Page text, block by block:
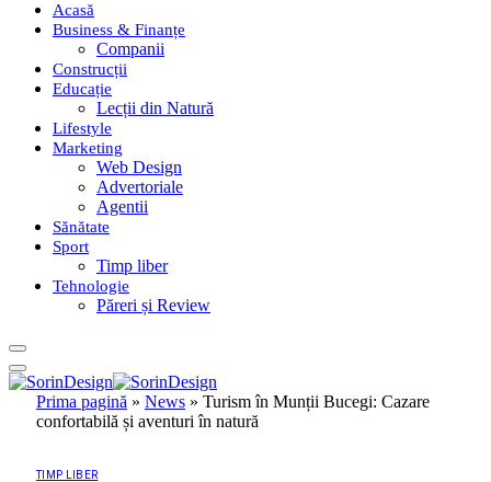
Acasă
Business & Finanțe
Companii
Construcții
Educație
Lecții din Natură
Lifestyle
Marketing
Web Design
Advertoriale
Agentii
Sănătate
Sport
Timp liber
Tehnologie
Păreri și Review
Prima pagină » News » Turism în Munții Bucegi: Cazare
confortabilă și aventuri în natură
TIMP LIBER